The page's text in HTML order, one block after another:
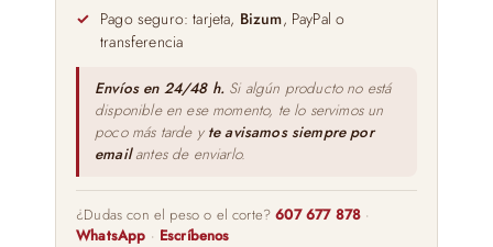
Pago seguro: tarjeta, Bizum, PayPal o
transferencia
Envíos en 24/48 h. Si algún producto no está
disponible en ese momento, te lo servimos un
poco más tarde y te avisamos siempre por
emailantes de enviarlo.
¿Dudas con el peso o el corte?607 677 878 ·
WhatsApp · Escríbenos